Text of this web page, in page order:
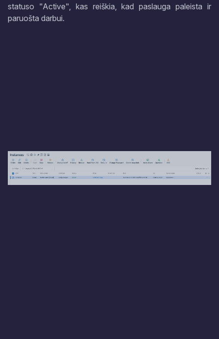
statuso "Active", kas reiškia, kad paslauga paleista ir
paruošta darbui.